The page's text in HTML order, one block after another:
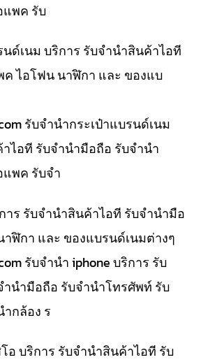
แพค รับ
ด์เนม บริการ รับจำนำสินค้าไอที
ไอโฟน นาฬิกา และ ของแบ
รับจำนำกระเป๋าแบรนด์เนม
ไอที รับจำนำมือถือ รับจำนำ
พค รับจำ
าร รับจำนำสินค้าไอที รับจำนำมือ
ฬิกา และ ของแบรนด์เนมต่างๆ
รับจำนำ iphone บริการ รับ
นำมือถือ รับจำนำโทรศัพท์ รับ
กล้อง ร
อ บริการ รับจำนำสินค้าไอที รับ